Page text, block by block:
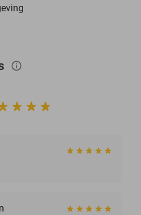
info_outlined